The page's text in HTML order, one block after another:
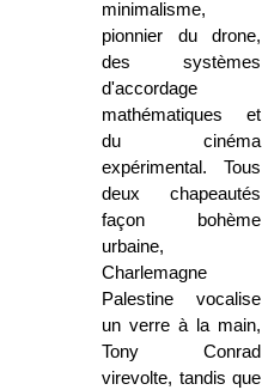
minimalisme,
pionnier du drone,
des systèmes
d'accordage
mathématiques et
du cinéma
expérimental. Tous
deux chapeautés
façon bohème
urbaine,
Charlemagne
Palestine vocalise
un verre à la main,
Tony Conrad
virevolte, tandis que